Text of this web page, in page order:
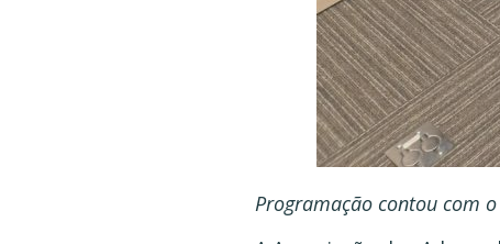
Programação contou com